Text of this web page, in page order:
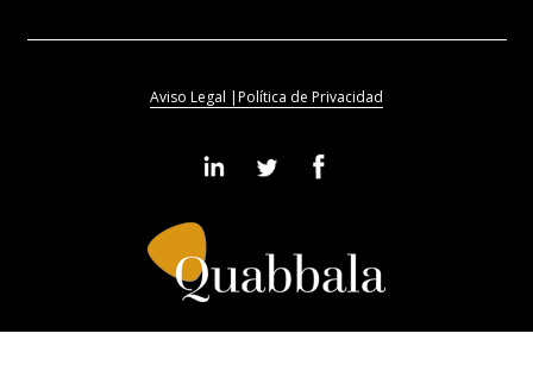
Aviso Legal |Política de Privacidad